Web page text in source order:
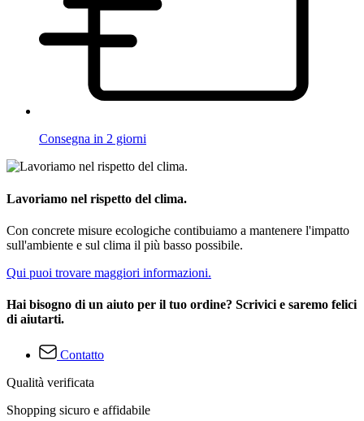
Consegna in 2 giorni
Lavoriamo nel rispetto del clima.
Con concrete misure ecologiche contibuiamo a mantenere l'impatto
sull'ambiente e sul clima il più basso possibile.
Qui puoi trovare maggiori informazioni.
Hai bisogno di un aiuto per il tuo ordine? Scrivici e saremo felici
di aiutarti.
Contatto
Qualità verificata
Shopping sicuro e affidabile